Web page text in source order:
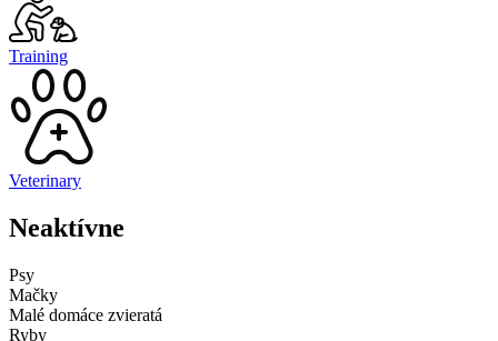
Training
Veterinary
Neaktívne
Psy
Mačky
Malé domáce zvieratá
Ryby